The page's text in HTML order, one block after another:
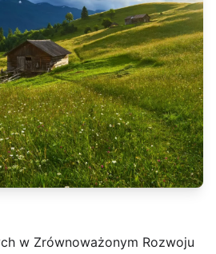
w Zrównoważonym Rozwoju